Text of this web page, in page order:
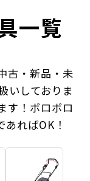
一覧
古・新品・未
いしておりま
す！ボロボロ
ればOK！